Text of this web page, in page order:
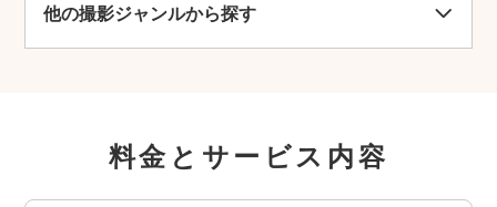
他の撮影ジャンルから探す
料金とサービス内容